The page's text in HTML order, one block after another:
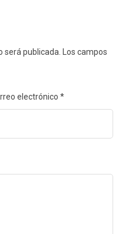
será publicada.
Los campos
electrónico *